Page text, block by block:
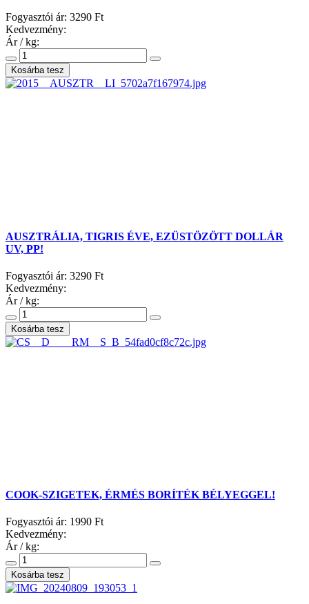
Fogyasztói ár: 3290 Ft
Kedvezmény:
Ár / kg:
AUSZTRÁLIA, TIGRIS ÉVE, EZÜSTÖZÖTT DOLLÁR
UV, PP!
Fogyasztói ár: 3290 Ft
Kedvezmény:
Ár / kg:
COOK-SZIGETEK, ÉRMÉS BORÍTÉK BÉLYEGGEL!
Fogyasztói ár: 1990 Ft
Kedvezmény:
Ár / kg: